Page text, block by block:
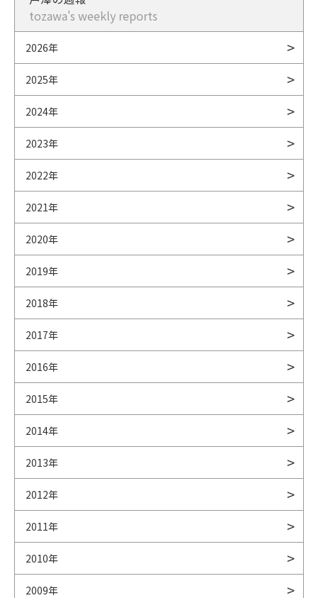
tozawa's weekly reports
2026年
2025年
2024年
2023年
2022年
2021年
2020年
2019年
2018年
2017年
2016年
2015年
2014年
2013年
2012年
2011年
2010年
2009年